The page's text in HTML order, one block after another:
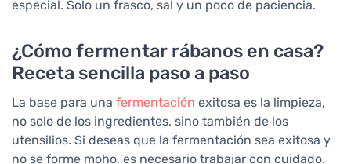
especial. Solo un frasco, sal y un poco de paciencia.
¿Cómo fermentar rábanos en casa?
Receta sencilla paso a paso
La base para una fermentación exitosa es la limpieza,
no solo de los ingredientes, sino también de los
utensilios. Si deseas que la fermentación sea exitosa y
no se forme moho, es necesario trabajar con cuidado.